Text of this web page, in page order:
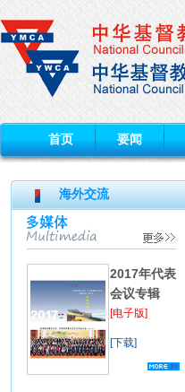
首页 要闻
海外交流
2017年代表
会议专辑
[电子版]
[下载]